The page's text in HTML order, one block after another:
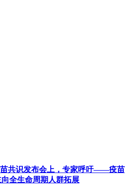
苗共识发布会上，专家呼吁——疫苗
全生命周期人群拓展